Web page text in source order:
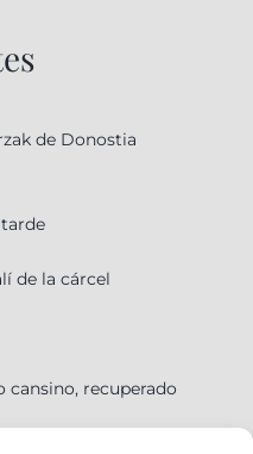
de Donostia
de la cárcel
cansino, recuperado